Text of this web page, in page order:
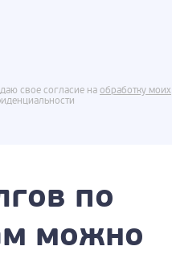
свое согласие на обработку моих
по
можно